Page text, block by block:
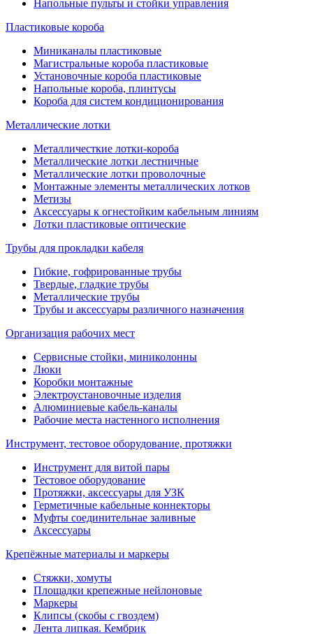
Напольные пульты и стойки управления
Пластиковые короба
Миниканалы пластиковые
Магистральные короба пластиковые
Установочные короба пластиковые
Напольные короба, плинтусы
Короба для систем кондиционирования
Металлические лотки
Металличесткие лотки-короба
Металлические лотки лестничные
Металлические лотки проволочные
Монтажные элементы металлических лотков
Метизы
Аксессуары к огнестойким кабельным линиям
Лотки пластиковые оптические
Трубы для прокладки кабеля
Гибкие, гофрированные трубы
Твердые, гладкие трубы
Металлические трубы
Трубы и аксессуары различного назначения
Организация рабочих мест
Сервисные стойки, миниколонны
Люки
Коробки монтажные
Электроустановочные изделия
Алюминиевые кабель-каналы
Рабочие места настенного исполнения
Инструмент, тестовое оборудование, протяжки
Инструмент для витой пары
Тестовое оборудование
Протяжки, аксессуары для УЗК
Герметичные кабельные коннекторы
Муфты соединительнае заливные
Аксессуары
Крепёжные материалы и маркеры
Стяжки, хомуты
Площадки крепежные нейлоновые
Маркеры
Клипсы (скобы с гвоздем)
Лента липкая. Кембрик